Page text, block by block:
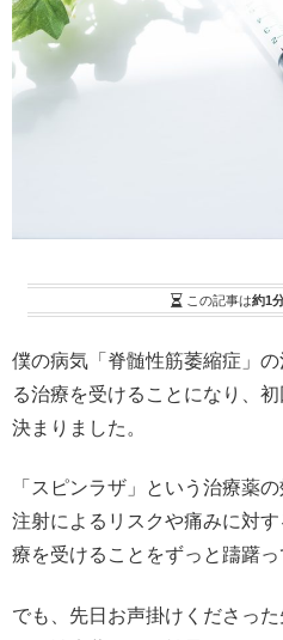
この記事は約1
僕の病気「脊髄性筋萎縮症」
る治療を受けることになり、
決まりました。
「スピンラザ」という治療薬
注射によるリスクや痛みに対
療を受けることをずっと躊躇っ
でも、先日お声掛けくださっ